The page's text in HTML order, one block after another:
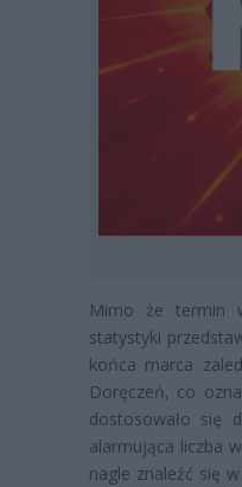
Mimo że termin
statystyki
końca marca
Doręczeń, co
dostosowało się
alarmująca liczba
nagle znaleźć się